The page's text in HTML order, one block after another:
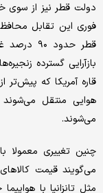
دولت قطر نیز از سوی
فوری این تقابل
قطر
بازآرایی گسترده
قاره آمریکا که پیش‌تر
هوایی منتقل
می‌شوند.
چنین تغییری معمولا
می‌گویند قیمت